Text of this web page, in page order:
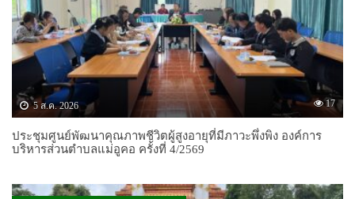
5 ส.ค. 2026 17
ประชุมศูนย์พัฒนาคุณภาพชีวิตผู้สูงอายุที่มีภาวะพึ่งพิง องค์การ
บริหารส่วนตำบลแม่อูคอ ครั้งที่ 4/2569